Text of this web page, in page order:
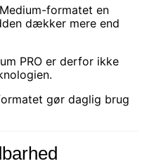
formatet en
dækker mere end
PRO er derfor ikke
gør daglig brug